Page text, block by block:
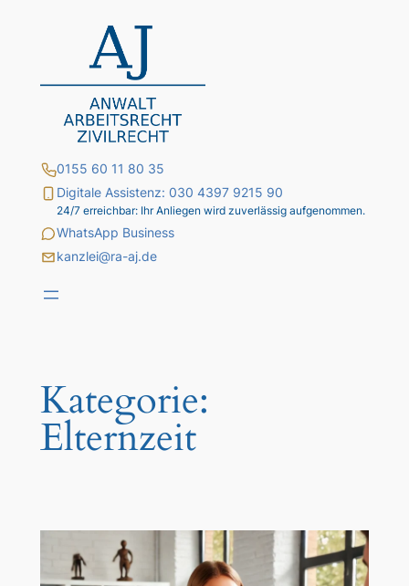
0155 60 11 80 35
Digitale Assistenz: 030 4397 9215 90
24/7 erreichbar: Ihr Anliegen wird zuverlässig aufgenommen.
WhatsApp Business
kanzlei@ra-aj.de
Kategorie:
Elternzeit